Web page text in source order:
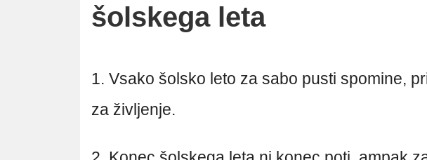
šolskega leta
1. Vsako šolsko leto za sabo pusti spomine,
za življenje.